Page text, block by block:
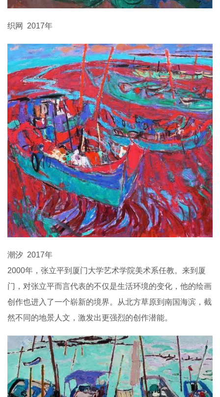
织网 2017年
潮汐 2017年
2000年，张立平到厦门大学艺术学院美术系任教。来到厦
门，对张立平而言代表的不仅是生活环境的变化，他的绘画
创作也进入了一个崭新的境界。从北方草原到南国海滨，截
然不同的地景人文，激发出更强烈的创作潜能。